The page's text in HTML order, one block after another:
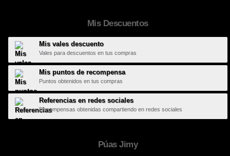
Mis Descuentos
Mis vales descuento
Vales para descuentos en tus compras
Mis puntos de recompensa
Puntos obtenidos en tus compras
Referencias en redes sociales
Recompensas obtenidas compartiendo en redes sociales
Púas Jimy